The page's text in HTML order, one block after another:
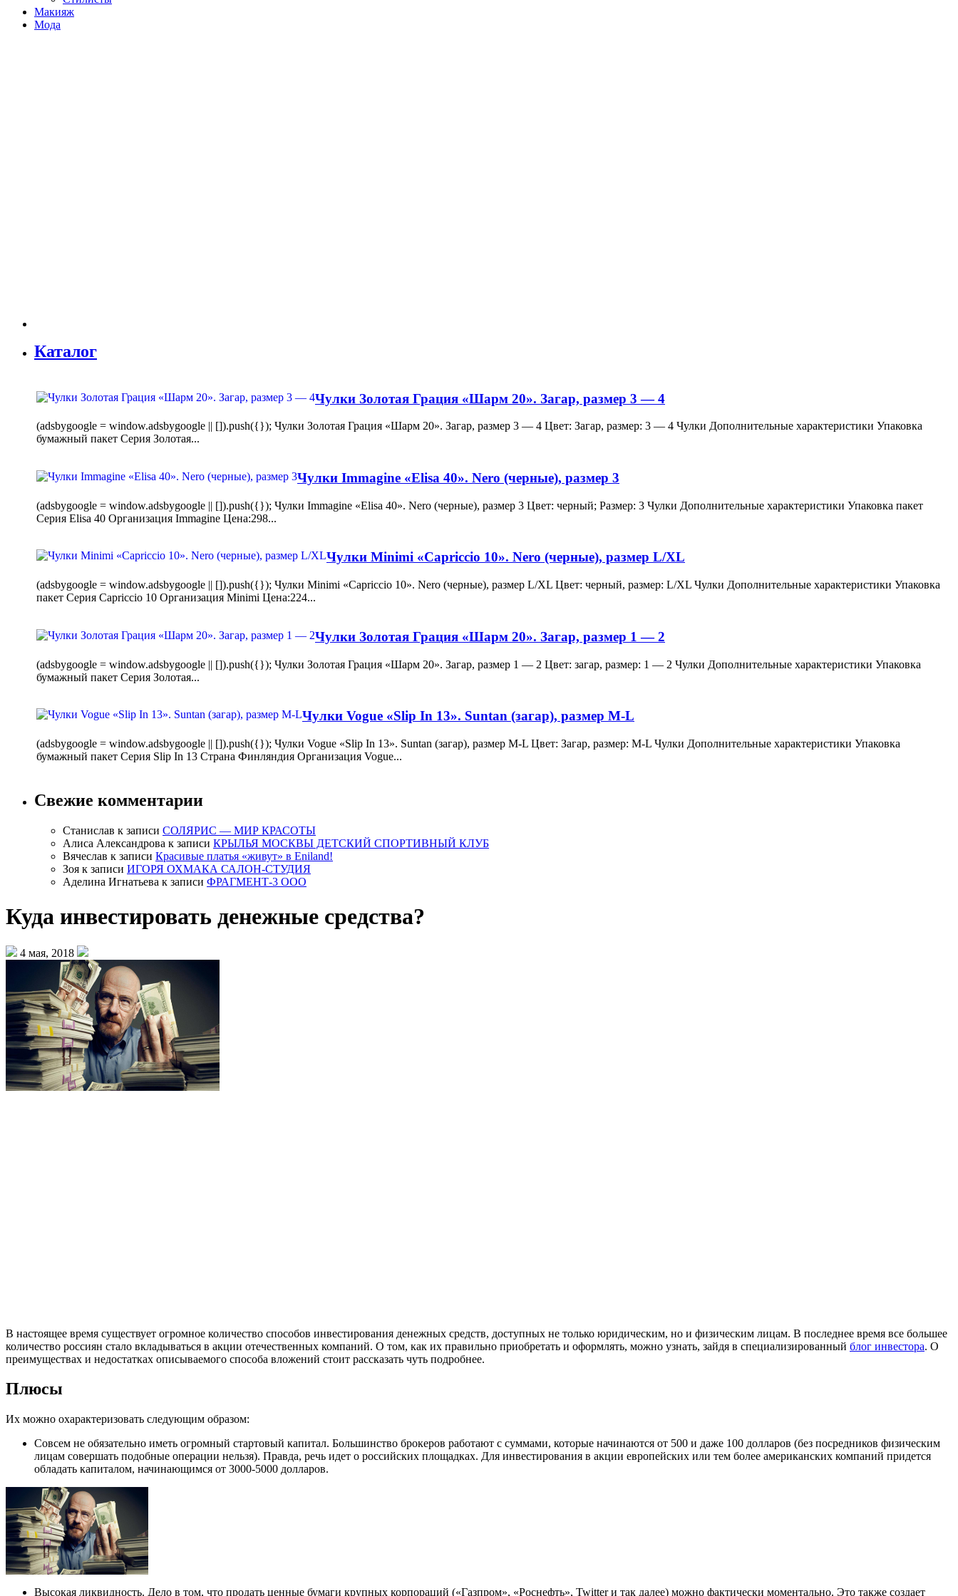
Макияж
Мода
Каталог
Чулки Золотая Грация «Шарм 20». Загар, размер 3 — 4
(adsbygoogle = window.adsbygoogle || []).push({}); Чулки Золотая Грация «Шарм 20». Загар, размер 3 — 4 Цвет: Загар, размер: 3 — 4 Чулки Дополнительные характеристики Упаковка
бумажный пакет Серия Золотая...
Чулки Immagine «Elisa 40». Nero (черные), размер 3
(adsbygoogle = window.adsbygoogle || []).push({}); Чулки Immagine «Elisa 40». Nero (черные), размер 3 Цвет: черный; Размер: 3 Чулки Дополнительные характеристики Упаковка пакет
Серия Elisa 40 Организация Immagine Цена:298...
Чулки Minimi «Capriccio 10». Nero (черные), размер L/XL
(adsbygoogle = window.adsbygoogle || []).push({}); Чулки Minimi «Capriccio 10». Nero (черные), размер L/XL Цвет: черный, размер: L/XL Чулки Дополнительные характеристики Упаковка
пакет Серия Capriccio 10 Организация Minimi Цена:224...
Чулки Золотая Грация «Шарм 20». Загар, размер 1 — 2
(adsbygoogle = window.adsbygoogle || []).push({}); Чулки Золотая Грация «Шарм 20». Загар, размер 1 — 2 Цвет: загар, размер: 1 — 2 Чулки Дополнительные характеристики Упаковка
бумажный пакет Серия Золотая...
Чулки Vogue «Slip In 13». Suntan (загар), размер M-L
(adsbygoogle = window.adsbygoogle || []).push({}); Чулки Vogue «Slip In 13». Suntan (загар), размер M-L Цвет: Загар, размер: M-L Чулки Дополнительные характеристики Упаковка
бумажный пакет Серия Slip In 13 Страна Финляндия Организация Vogue...
Свежие комментарии
Станислав к записи СОЛЯРИС — МИР КРАСОТЫ
Алиса Александрова к записи КРЫЛЬЯ МОСКВЫ ДЕТСКИЙ СПОРТИВНЫЙ КЛУБ
Вячеслав к записи Красивые платья «живут» в Eniland!
Зоя к записи ИГОРЯ ОХМАКА САЛОН-СТУДИЯ
Аделина Игнатьева к записи ФРАГМЕНТ-3 ООО
Куда инвестировать денежные средства?
4 мая, 2018
В настоящее время существует огромное количество способов инвестирования денежных средств, доступных не только юридическим, но и физическим лицам. В последнее время все большее
количество россиян стало вкладываться в акции отечественных компаний. О том, как их правильно приобретать и оформлять, можно узнать, зайдя в специализированный блог инвестора. О
преимуществах и недостатках описываемого способа вложений стоит рассказать чуть подробнее.
Плюсы
Их можно охарактеризовать следующим образом:
Совсем не обязательно иметь огромный стартовый капитал. Большинство брокеров работают с суммами, которые начинаются от 500 и даже 100 долларов (без посредников физическим
лицам совершать подобные операции нельзя). Правда, речь идет о российских площадках. Для инвестирования в акции европейских или тем более американских компаний придется
обладать капиталом, начинающимся от 3000-5000 долларов.
Высокая ликвидность. Дело в том, что продать ценные бумаги крупных корпораций («Газпром», «Роснефть», Twitter и так далее) можно фактически моментально. Это также создает